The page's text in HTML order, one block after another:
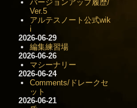
バージョンアップ履歴/
Ver.5
アルテスノート公式wik
i
2026-06-29
編集練習場
2026-06-26
マシーナリー
2026-06-24
Comments/ドレークセ
ット
2026-06-21